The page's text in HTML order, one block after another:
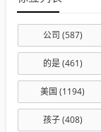
公司 (587)
的是(461)
美国 (1194)
孩子(408)